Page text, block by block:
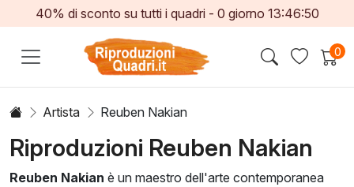
40% di sconto su tutti i quadri - 0 giorno 13:46:49
0
Artista Reuben Nakian
Riproduzioni Reuben Nakian
Reuben Nakian è un maestro dell'arte contemporanea